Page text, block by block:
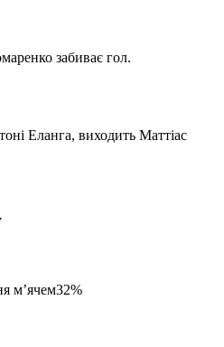
забиває гол.
Еланга, виходить Маттіас
м’ячем32%